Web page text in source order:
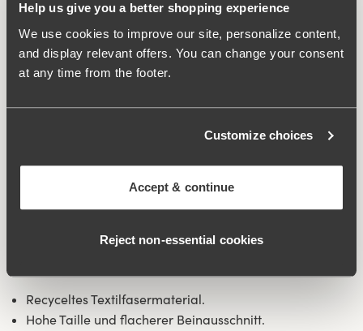
Help us give you a better shopping experience
We use cookies to improve our site, personalize content,
and display relevant offers. You can change your consent
at any time from the footer.
Customize choices
Accept & continue
Reject non‑essential cookies
Design für Frauen jeden Alters. Hergestellt aus
angenehmem, weichem, recyceltem Textilfasermaterial.
Das Modell hat eine hohe Taille und einen flachen
Beinausschnitt. Perfekt für alle, die ein „angezogeneres“
seine Form und rutscht nicht herunter. Bietet den ganzen
Tag über ein sicheres Gefühl. Das glatte Material stellt
„hängenbleibt“. Flatlock-Nähte an Taillen- und
Beinabschluss sorgen dafür, dass der Slip nicht
einschneidet und unter der Kleidung kaum auffällt.
Seitennaht 16 cm in Größe 38/40. Baumwolleinlage im
Recyceltes Textilfasermaterial.
Hohe Taille und flacherer Beinausschnitt.